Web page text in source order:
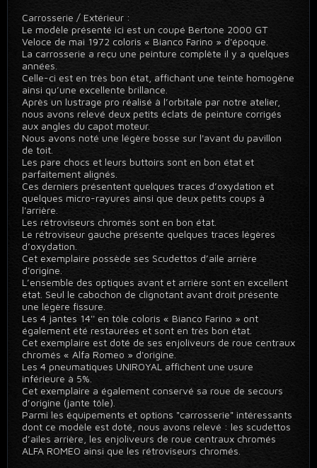
Carrosserie / Extérieur :
Le modèle présenté ici est un coupé Bertone 2000 GT
Veloce de mai 1972 coloris « Bianco Farino » d'époque.
La carrosserie a reçu une peinture complète il y a quelques
années.
Celle-ci est en très bon état, affichant une teinte homogène
ainsi qu’une excellente brillance.
Après un lustrage pro réalisé à l’orbitale par notre atelier,
nous avons relevé deux petits éclats de peinture corrigés
aux angles du capot moteur.
Nous avons noté une légère bosse sur l'avant du pavillon
de toit.
Les pare chocs et leurs buttoirs sont en bon état et
parfaitement alignés.
Ces derniers présentent quelques traces d’oxydation et
quelques micro-rayures ainsi que deux petits coups à
l'arrière.
Les rétroviseurs chromés sont en bon état.
Le rétroviseur gauche présente quelques traces légères
d’oxydation.
Cet exemplaire possède ses Scudettos d’aile arrière
d'origine.
L’ensemble des optiques avant et arrière sont en excellent
état. Seul le cabochon de clignotant avant droit présente
une légère fissure.
Les 4 jantes 14'' en tôle coloris « Bianco Farino » ont
également été restaurées et sont en très bon état.
Cet exemplaire est doté de ses enjoliveurs de roue centraux
chromés « Alfa Romeo » d'origine.
Les 4 pneumatiques UNIROYAL affichent une usure
inférieure à 5%.
Cet exemplaire a également conservé sa roue de secours
d’origine (jante tôle).
Parmi les équipements et options "carrosserie" intéressants
dont ce modèle est doté, nous avons relevé : les scudettos
d’ailes arrière, les enjoliveurs de roue centraux chromés
ALFA ROMEO ainsi que les rétroviseurs chromés.